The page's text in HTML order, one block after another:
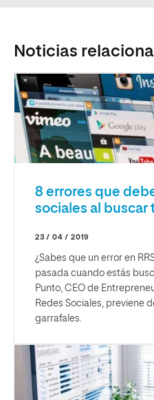
Noticias
8 errores que
sociales al buscar
23 / 04 / 2019
¿Sabes que un error en
pasada cuando estás
Punto, CEO de
Redes Sociales, previene
garrafales.